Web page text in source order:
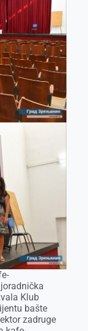
Klub
bašte
zadruge